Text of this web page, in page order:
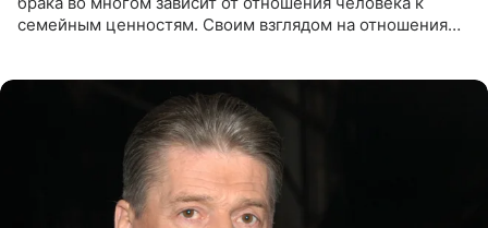
семейным ценностям. Своим взглядом на отношения